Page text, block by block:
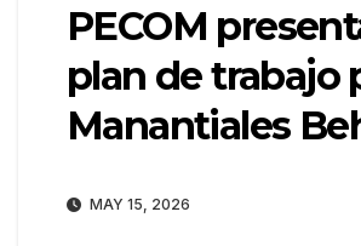
PECOM
plan de trabajo
Manantiales
MAY 15, 2026